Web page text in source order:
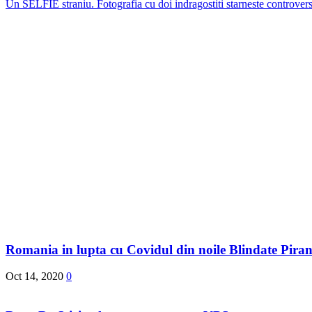
Un SELFIE straniu. Fotografia cu doi indragostiti starneste
Romania in lupta cu Covidul din noile Blindate
Oct 14, 2020 0